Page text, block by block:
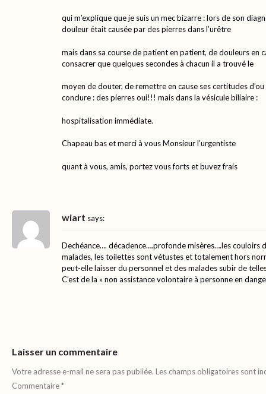
qui m’explique que je suis un mec bizarre : lors de son
douleur était causée par des pierres dans l’urêtre
mais dans sa course de patient en patient, de douleurs en
consacrer que quelques secondes à chacun il a trouvé le
moyen de douter, de remettre en cause ses certitudes
conclure : des pierres oui!!! mais dans la vésicule biliaire :
hospitalisation immédiate.
Chapeau bas et merci à vous Monsieur l’urgentiste
quant à vous, amis, portez vous forts et buvez frais
wiart says:
Dechéance…. décadence….profonde misères….les couloirs
malades, les toilettes sont vétustes et totalement hors
peut-elle laisser du personnel et des malades subir de
C’est de la » non assistance volontaire à personne en
Laisser un commentaire
Votre adresse e-mail ne sera pas publiée. Les champs obligatoires sont
Commentaire*